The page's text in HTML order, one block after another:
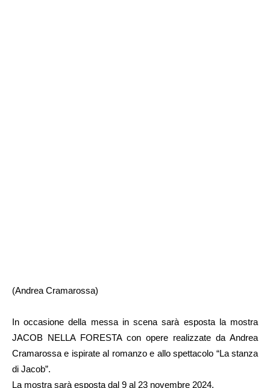
(Andrea Cramarossa)
In occasione della messa in scena sarà esposta la mostra
JACOB NELLA FORESTA con opere realizzate da Andrea
Cramarossa e ispirate al romanzo e allo spettacolo “La stanza
di Jacob”.
La mostra sarà esposta dal 9 al 23 novembre 2024.